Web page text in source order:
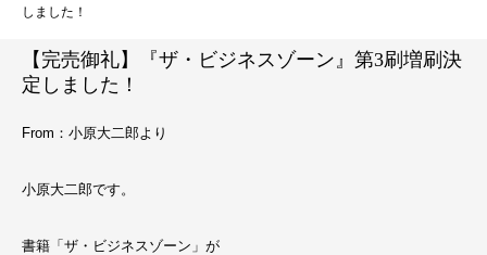
しました！
【完売御礼】『ザ・ビジネスゾーン』第3刷増刷決
定しました！
From：小原大二郎より
小原大二郎です。
書籍「ザ・ビジネスゾーン」が
お問い合わせ